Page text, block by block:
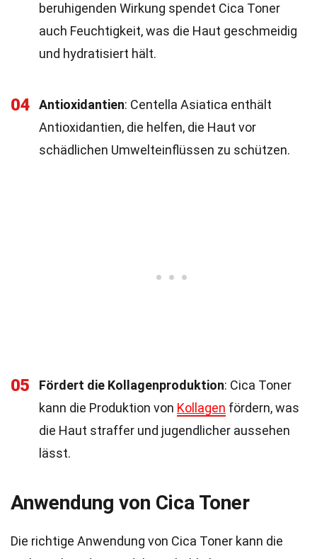
beruhigenden Wirkung spendet Cica Toner
auch Feuchtigkeit, was die Haut geschmeidig
und hydratisiert hält.
04 Antioxidantien: Centella Asiatica enthält
Antioxidantien, die helfen, die Haut vor
schädlichen Umwelteinflüssen zu schützen.
05 Fördert die Kollagenproduktion: Cica Toner
kann die Produktion von Kollagen fördern, was
die Haut straffer und jugendlicher aussehen
lässt.
Anwendung von Cica Toner
Die richtige Anwendung von Cica Toner kann die